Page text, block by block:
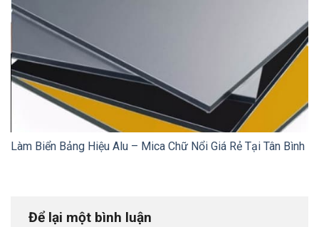
Làm Biển Bảng Hiệu Alu – Mica Chữ Nổi Giá Rẻ Tại Tân Bình
Để lại một bình luận